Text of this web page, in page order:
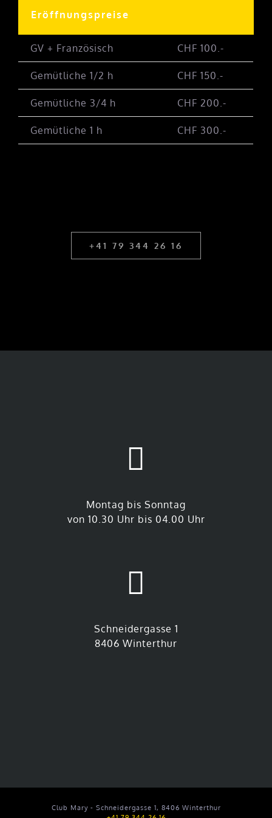
Eröffnungspreise
GV + Französisch CHF 100.-
Gemütliche 1/2 h CHF 150.-
Gemütliche 3/4 h CHF 200.-
Gemütliche 1 h CHF 300.-
+41 79 344 26 16
Montag bis Sonntag
von 10.30 Uhr bis 04.00 Uhr
Schneidergasse 1
8406 Winterthur
Club Mary - Schneidergasse 1, 8406 Winterthur